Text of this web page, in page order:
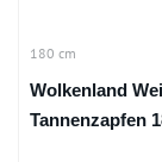
180 cm
Wolkenland
Tannenzapfen